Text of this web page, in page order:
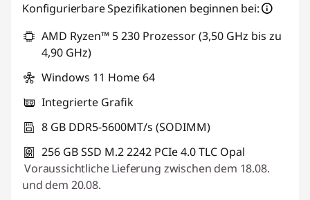
Konfigurierbare Spezifikationen beginnen bei:
AMD Ryzen™ 5 230 Prozessor (3,50 GHz bis zu
4,90 GHz)
Windows 11 Home 64
Integrierte Grafik
8 GB DDR5-5600MT/s (SODIMM)
256 GB SSD M.2 2242 PCIe 4.0 TLC Opal
Voraussichtliche Lieferung zwischen dem 18.08.
und dem 20.08.